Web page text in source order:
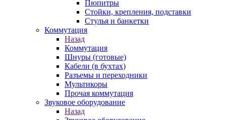
Пюпитры
Стойки, крепления, подставки
Стулья и банкетки
Коммутация
Назад
Коммутация
Шнуры (готовые)
Кабели (в бухтах)
Разъемы и переходники
Мультикоры
Прочая коммутация
Звуковое оборудование
Назад